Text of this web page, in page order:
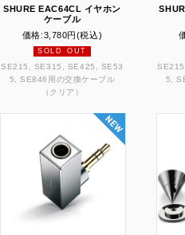
SHURE EAC64CL イヤホン
ケーブル
価格:3,780円(税込)
SOLD OUT
SE215, SE315, SE425, SE53
5, SE846用の交換ケーブル
（クリア）
5,